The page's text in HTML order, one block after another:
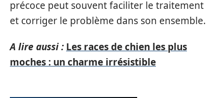
précoce peut souvent faciliter le traitement
et corriger le problème dans son ensemble.
A lire aussi : Les races de chien les plus
moches : un charme irrésistible